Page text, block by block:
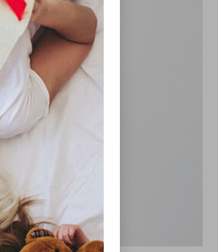
Ezek olyan
Ehhez az Ön
törvény, az
törvény,
Azon
a „sütik"
vagy egyéb